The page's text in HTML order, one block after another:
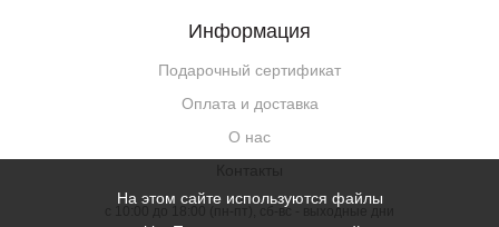
Информация
Подарочный сертификат
Оплата и доставка
О нас
c 10:00 до 18:00 (пн-пт), сб-вс - выходные дни
На этом сайте используются файлы